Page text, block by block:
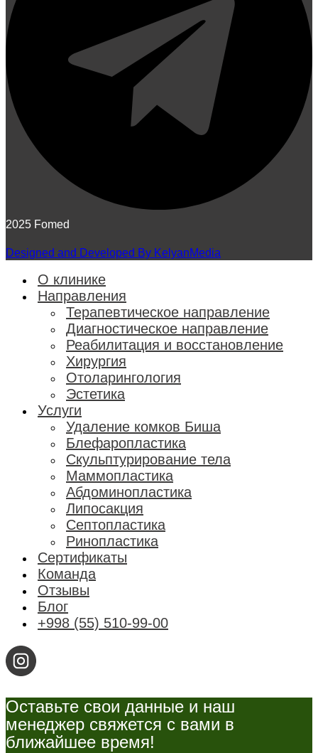
2025 Fomed
Designed and Developed By KelyanMedia
О клинике
Направления
Терапевтическое направление
Диагностическое направление
Реабилитация и восстановление
Хирургия
Отоларингология
Эстетика
Услуги
Удаление комков Биша
Блефаропластика
Скульптурирование тела
Маммопластика
Абдоминопластика
Липосакция
Септопластика
Ринопластика
Сертификаты
Команда
Отзывы
Блог
+998 (55) 510-99-00
Оставьте свои данные и наш
менеджер свяжется с вами в
ближайшее время!